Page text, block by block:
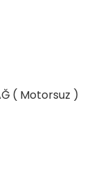
( Motorsuz )